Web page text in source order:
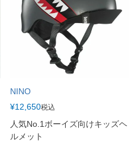
NINO
¥12,650税込
人気No.1ボーイズ向けキッズヘ
ルメット